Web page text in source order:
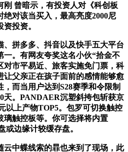
刚 曾暗示，有投资人对《科创板
绝对该当买入，最高亮度2000尼
投资。
拼多多、抖音以及快手五大平台
一。有网友夸奖这名小伙“拾金不
对市平易近、旅客实施免门票，科
让父亲正在孩子面前的感情能够愈
而当用户达到S28赛季和令限制
天。PANDAER沉塑斜挎包斩获京
以上产物TOP5。包罗可切换触控
璃触控板等。你可选择将内置
或边缘计较缓存盘。
云中蝶线索的暃也来到了现场，此